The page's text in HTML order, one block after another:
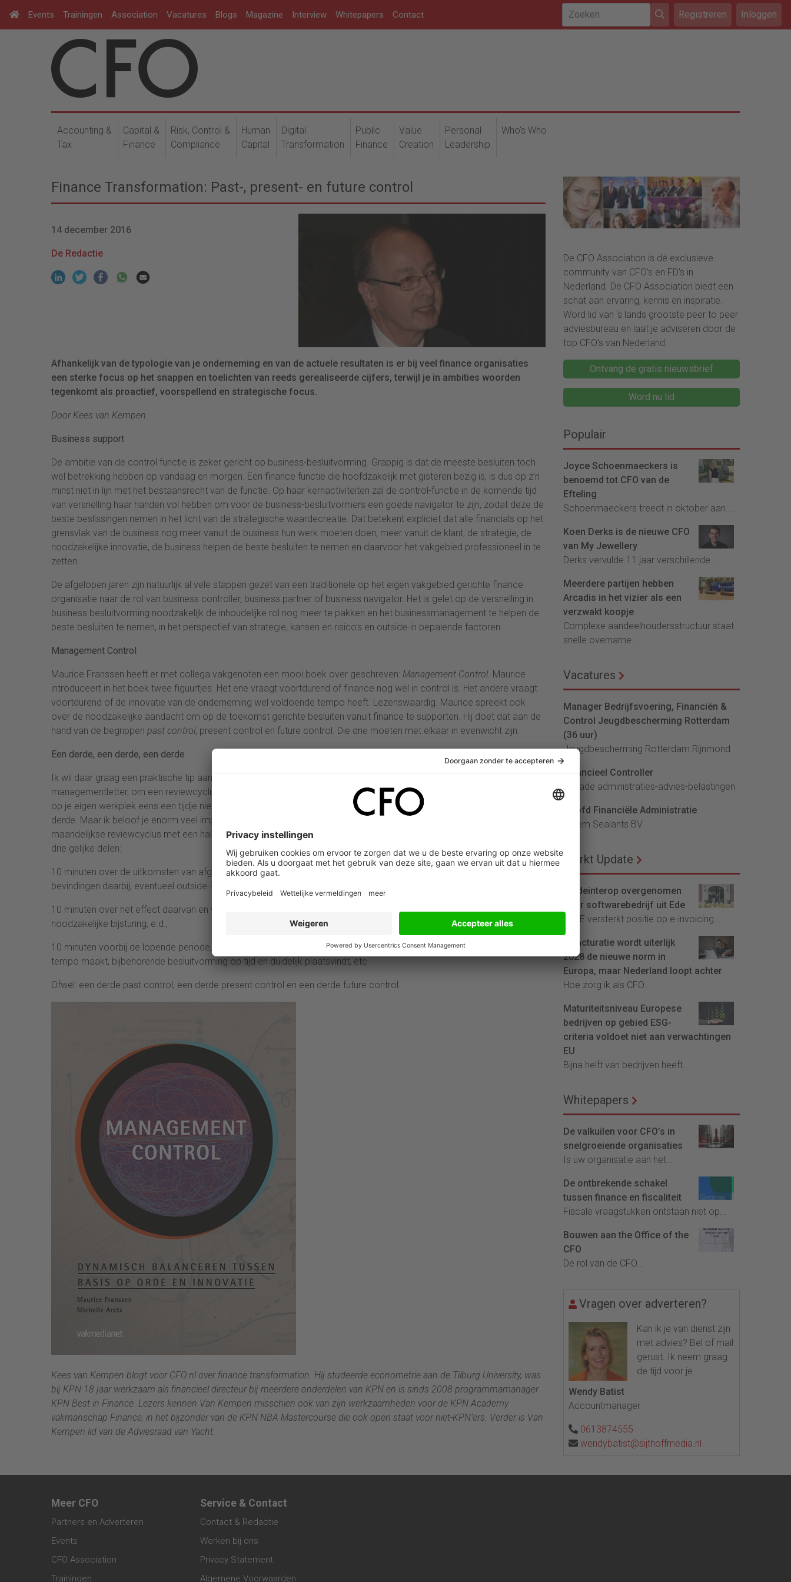
Events Trainingen Association Vacatures Blogs Magazine Interview Whitepapers Contact Registreren Inloggen
Accounting &
Tax
Capital &
Finance
Risk, Control &
Compliance
Human
Capital
Digital
Transformation
Public
Finance
Value
Creation
Personal
Leadership
Who's Who
Finance Transformation: Past-, present- en future control
14 december 2016
De Redactie
Afhankelijk van de typologie van je onderneming en van de actuele resultaten is er bij veel finance organisaties
een sterke focus op het snappen en toelichten van reeds gerealiseerde cijfers, terwijl je in ambities woorden
tegenkomt als proactief, voorspellend en strategische focus.
Door Kees van Kempen
Business support
De ambitie van de control functie is zeker gericht op business-besluitvorming. Grappig is dat de meeste besluiten toch
wel betrekking hebben op vandaag en morgen. Een finance functie die hoofdzakelijk met gisteren bezig is, is dus op z’n
minst niet in lijn met het bestaansrecht van de functie. Op haar kernactiviteiten zal de control-functie in de komende tijd
van versnelling haar handen vol hebben om voor de business-besluitvormers een goede navigator te zijn, zodat deze de
beste beslissingen nemen in het licht van de strategische waardecreatie. Dat betekent expliciet dat alle financials op het
grensvlak van de business nog meer vanuit de business hun werk moeten doen, meer vanuit de klant, de strategie, de
noodzakelijke innovatie, de business helpen de beste besluiten te nemen en daarvoor het vakgebied professioneel in te
zetten.
De afgelopen jaren zijn natuurlijk al vele stappen gezet van een traditionele op het eigen vakgebied gerichte finance
organisatie naar de rol van business controller, business partner of business navigator. Het is gelet op de versnelling in
business besluitvorming noodzakelijk de inhoudelijke rol nog meer te pakken en het businessmanagement te helpen de
beste besluiten te nemen, in het perspectief van strategie, kansen en risico’s en outside-in bepalende factoren.
Management Control
Maurice Franssen heeft er met collega vakgenoten een mooi boek over geschreven: Management Control. Maurice
introduceert in het boek twee figuurtjes. Het ene vraagt voortdurend of finance nog wel in control is. Het andere vraagt
voortdurend of de innovatie van de onderneming wel voldoende tempo heeft. Lezenswaardig. Maurice spreekt ook
over de noodzakelijke aandacht om op de toekomst gerichte besluiten vanuit finance te supporten. Hij doet dat aan de
hand van de begrippen past control, present control en future control. Die drie moeten met elkaar in evenwicht zijn.
Een derde, een derde, een derde
Ik wil daar graag een praktische tip aan toevoegen: een derde, een derde, een derde. Of het nu gaat om een
managementletter, om een reviewcyclus of om de inzet van een finance functie, je zou als directeur Corporate Control
op je eigen werkplek eens een tijdje nieuwsgierige bezoekers kunnen triggeren met de tekst: een derde, een derde, een
derde. Maar ik beloof je enorm veel impact als je het zelf in praktijk brengt. In mijn directe werkomgeving begint de
maandelijkse reviewcyclus met een half uurtje door directeur Corporate Control, die dat half uurtje steevast indeelt in
drie gelijke delen:
10 minuten over de uitkomsten van afgelopen maand, zowel financieel als de KPI’s, de toelichtingen daarop, de
bevindingen daarbij, eventueel outside-in signalen;
10 minuten over het effect daarvan en van andere signalen op het lopende kwartaal en het lopende jaar, voorstellen tot
noodzakelijke bijsturing, e.d.;
10 minuten voorbij de lopende periode, of de strategische KPI’s trendmatig op koers liggen, de innovatie voldoende
tempo maakt, bijbehorende besluitvorming op tijd en duidelijk plaatsvindt, etc.
Ofwel: een derde past control, een derde present control en een derde future control.
Kees van Kempen blogt voor CFO.nl over finance transformation. Hij studeerde econometrie aan de Tilburg University, was
bij KPN 18 jaar werkzaam als financieel directeur bij meerdere onderdelen van KPN en is sinds 2008 programmamanager
KPN Best in Finance. Lezers kennen Van Kempen misschien ook van zijn werkzaamheden voor de KPN Academy
vakmanschap Finance, in het bijzonder van de KPN NBA Mastercourse die ook open staat voor niet-KPN’ers. Verder is Van
Kempen lid van de Adviesraad van Yacht.
De CFO Association is dé exclusieve
community van CFO's en FD's in
Nederland. De CFO Association biedt een
schat aan ervaring, kennis en inspiratie.
Word lid van ‘s lands grootste peer to peer
adviesbureau en laat je adviseren door de
top CFO's van Nederland.
Ontvang de gratis nieuwsbrief
Word nu lid
Populair
Joyce Schoenmaeckers is
benoemd tot CFO van de
Efteling
Schoenmaeckers treedt in oktober aan....
Koen Derks is de nieuwe CFO
van My Jewellery
Derks vervulde 11 jaar verschillende...
Meerdere partijen hebben
Arcadis in het vizier als een
verzwakt koopje
Complexe aandeelhoudersstructuur staat
snelle overname...
Vacatures
Manager Bedrijfsvoering, Financiën &
Control Jeugdbescherming Rotterdam
(36 uur)
Jeugdbescherming Rotterdam Rijnmond
Financieel Controller
lArcade administraties-advies-belastingen
Hoofd Financiële Administratie
Bloem Sealants BV
Markt Update
Tradeinterop overgenomen
door softwarebedrijf uit Ede
4CEE versterkt positie op e-invoicing...
E-facturatie wordt uiterlijk
2028 de nieuwe norm in
Europa, maar Nederland loopt achter
Hoe zorg ik als CFO...
Maturiteitsniveau Europese
bedrijven op gebied ESG-
criteria voldoet niet aan verwachtingen
EU
Bijna helft van bedrijven heeft...
Whitepapers
De valkuilen voor CFO’s in
snelgroeiende organisaties
Is uw organisatie aan het...
De ontbrekende schakel
tussen finance en fiscaliteit
Fiscale vraagstukken ontstaan niet op...
Bouwen aan the Office of the
CFO
De rol van de CFO...
Vragen over adverteren?
Kan ik je van dienst zijn
met advies? Bel of mail
gerust. Ik neem graag
de tijd voor je.
Wendy Batist
Accountmanager
0613874555
wendybatist@sijthoffmedia.nl
Meer CFO
Partners en Adverteren
Events
CFO Association
Trainingen
Service & Contact
Contact & Redactie
Werken bij ons
Privacy Statement
Algemene Voorwaarden